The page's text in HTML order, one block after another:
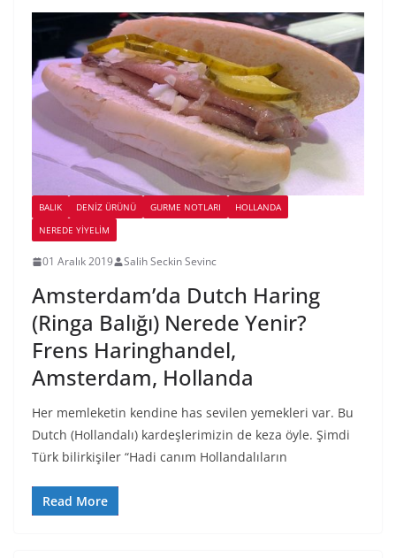
BALIK DENIZ ÜRÜNÜ GURME NOTLARI
HOLLANDA
NEREDE YİYELİM
01 Aralık 2019 Salih Seckin Sevinc
Amsterdam’da Dutch Haring
(Ringa Balığı) Nerede Yenir?
Frens Haringhandel,
Amsterdam, Hollanda
Her memleketin kendine has sevilen yemekleri var. Bu
Dutch (Hollandalı) kardeşlerimizin de keza öyle. Şimdi
Türk bilirkişiler “Hadi canım Hollandalıların
Read More